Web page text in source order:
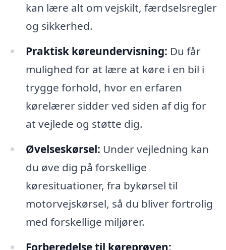
kan lære alt om vejskilt, færdselsregler
og sikkerhed.
Praktisk køreundervisning: Du får
mulighed for at lære at køre i en bil i
trygge forhold, hvor en erfaren
kørelærer sidder ved siden af dig for
at vejlede og støtte dig.
Øvelseskørsel: Under vejledning kan
du øve dig på forskellige
køresituationer, fra bykørsel til
motorvejskørsel, så du bliver fortrolig
med forskellige miljører.
Forberedelse til køreprøven: